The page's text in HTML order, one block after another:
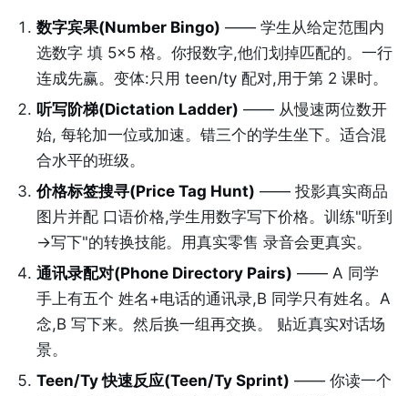
数字宾果(Number Bingo) —— 学生从给定范围内
选数字 填 5×5 格。你报数字,他们划掉匹配的。一行
连成先赢。变体:只用 teen/ty 配对,用于第 2 课时。
听写阶梯(Dictation Ladder) —— 从慢速两位数开
始, 每轮加一位或加速。错三个的学生坐下。适合混
合水平的班级。
价格标签搜寻(Price Tag Hunt) —— 投影真实商品
图片并配 口语价格,学生用数字写下价格。训练"听到
→写下"的转换技能。用真实零售 录音会更真实。
通讯录配对(Phone Directory Pairs) —— A 同学
手上有五个 姓名+电话的通讯录,B 同学只有姓名。A
念,B 写下来。然后换一组再交换。 贴近真实对话场
景。
Teen/Ty 快速反应(Teen/Ty Sprint) —— 你读一个